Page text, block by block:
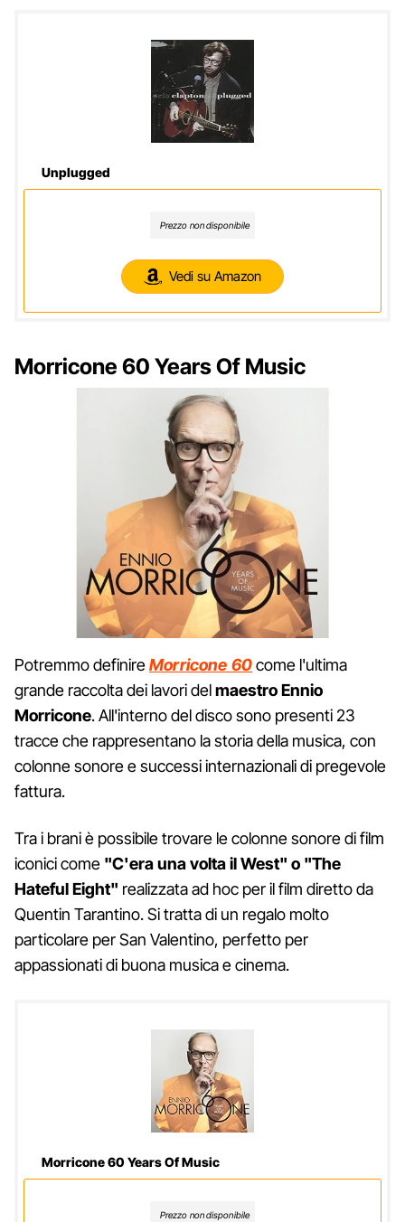
Unplugged
Prezzo non disponibile
Vedi su Amazon
Morricone 60 Years Of Music
Potremmo definireMorricone 60 come l'ultima
grande raccolta dei lavori delmaestro Ennio
Morricone. All'interno del disco sono presenti 23
tracce che rappresentano la storia della musica, con
colonne sonore e successi internazionali di pregevole
fattura.
Tra i brani è possibile trovare le colonne sonore di film
iconici come "C'era una volta il West" o "The
Hateful Eight" realizzata ad hoc per il film diretto da
Quentin Tarantino. Si tratta di un regalo molto
particolare per San Valentino, perfetto per
appassionati di buona musica e cinema.
Morricone 60 Years Of Music
Prezzo non disponibile